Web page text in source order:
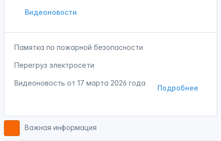
Видеоновости
Памятка по пожарной безопасности
Перегруз электросети
Подробнее
Видеоновость от 17 марта 2026 года
Важная информация